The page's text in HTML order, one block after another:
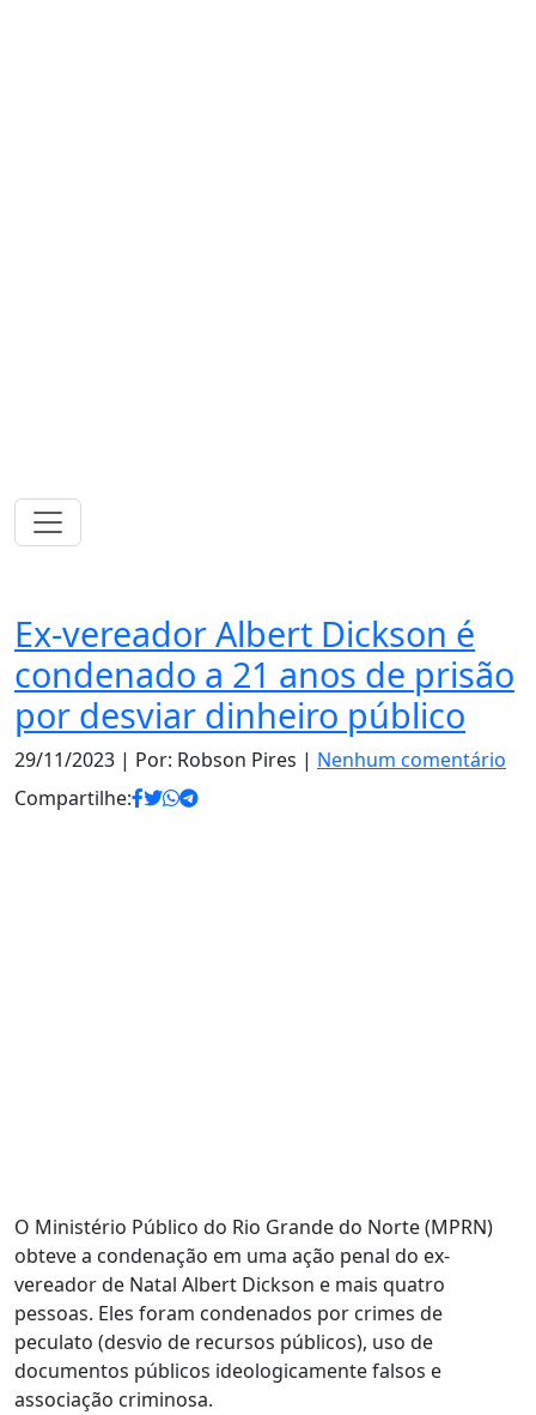
Ex-vereador Albert Dickson é
condenado a 21 anos de prisão
por desviar dinheiro público
29/11/2023 | Por: Robson Pires | Nenhum comentário
Compartilhe:
O Ministério Público do Rio Grande do Norte (MPRN)
obteve a condenação em uma ação penal do ex-
vereador de Natal Albert Dickson e mais quatro
pessoas. Eles foram condenados por crimes de
peculato (desvio de recursos públicos), uso de
documentos públicos ideologicamente falsos e
associação criminosa.